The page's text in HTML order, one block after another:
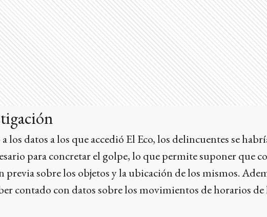
los datos a los que accedió El Eco, los delincuentes se
para concretar el golpe, lo que permite suponer que
sobre los objetos y la ubicación de los mismos.
contado con datos sobre los movimientos de horarios de